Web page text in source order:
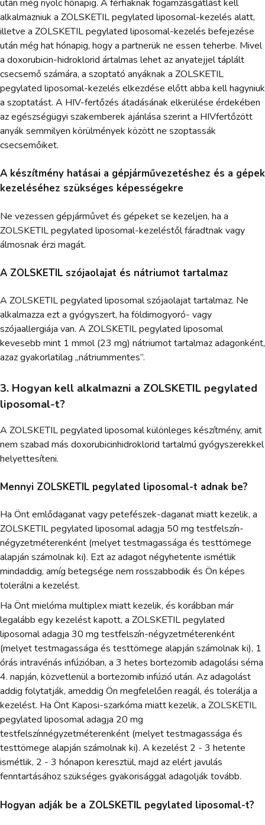
után még nyolc hónapig. A férfiaknak fogamzásgátlást kell
alkalmazniuk a ZOLSKETIL pegylated liposomal-kezelés alatt,
illetve a ZOLSKETIL pegylated liposomal-kezelés befejezése
után még hat hónapig, hogy a partnerük ne essen teherbe. Mivel
a doxorubicin-hidroklorid ártalmas lehet az anyatejjel táplált
csecsemő számára, a szoptató anyáknak a ZOLSKETIL
pegylated liposomal-kezelés elkezdése előtt abba kell hagyniuk
a szoptatást. A HIV-fertőzés átadásának elkerülése érdekében
az egészségügyi szakemberek ajánlása szerint a HIVfertőzött
anyák semmilyen körülmények között ne szoptassák
csecsemőiket.
A készítmény hatásai a gépjárművezetéshez és a gépek
kezeléséhez szükséges képességekre
Ne vezessen gépjárművet és gépeket se kezeljen, ha a
ZOLSKETIL pegylated liposomal-kezeléstől fáradtnak vagy
álmosnak érzi magát.
A ZOLSKETIL szójaolajat és nátriumot tartalmaz
A ZOLSKETIL pegylated liposomal szójaolajat tartalmaz. Ne
alkalmazza ezt a gyógyszert, ha földimogyoró- vagy
szójaallergiája van. A ZOLSKETIL pegylated liposomal
kevesebb mint 1 mmol (23 mg) nátriumot tartalmaz adagonként,
azaz gyakorlatilag „nátriummentes”.
3. Hogyan kell alkalmazni a ZOLSKETIL pegylated
liposomal-t?
A ZOLSKETIL pegylated liposomal különleges készítmény, amit
nem szabad más doxorubicinhidroklorid tartalmú gyógyszerekkel
helyettesíteni.
Mennyi ZOLSKETIL pegylated liposomal-t adnak be?
Ha Önt emlődaganat vagy petefészek-daganat miatt kezelik, a
ZOLSKETIL pegylated liposomal adagja 50 mg testfelszín-
négyzetméterenként (melyet testmagassága és testtömege
alapján számolnak ki). Ezt az adagot négyhetente ismétlik
mindaddig, amíg betegsége nem rosszabbodik és Ön képes
tolerálni a kezelést.
Ha Önt mielóma multiplex miatt kezelik, és korábban már
legalább egy kezelést kapott, a ZOLSKETIL pegylated
liposomal adagja 30 mg testfelszín-négyzetméterenként
(melyet testmagassága és testtömege alapján számolnak ki), 1
órás intravénás infúzióban, a 3 hetes bortezomib adagolási séma
4. napján, közvetlenül a bortezomib infúzió után. Az adagolást
addig folytatják, ameddig Ön megfelelően reagál, és tolerálja a
kezelést. Ha Önt Kaposi-szarkóma miatt kezelik, a ZOLSKETIL
pegylated liposomal adagja 20 mg
testfelszínnégyzetméterenként (melyet testmagassága és
testtömege alapján számolnak ki). A kezelést 2 - 3 hetente
ismétlik, 2 - 3 hónapon keresztül, majd az elért javulás
fenntartásához szükséges gyakorisággal adagolják tovább.
Hogyan adják be a ZOLSKETIL pegylated liposomal-t?